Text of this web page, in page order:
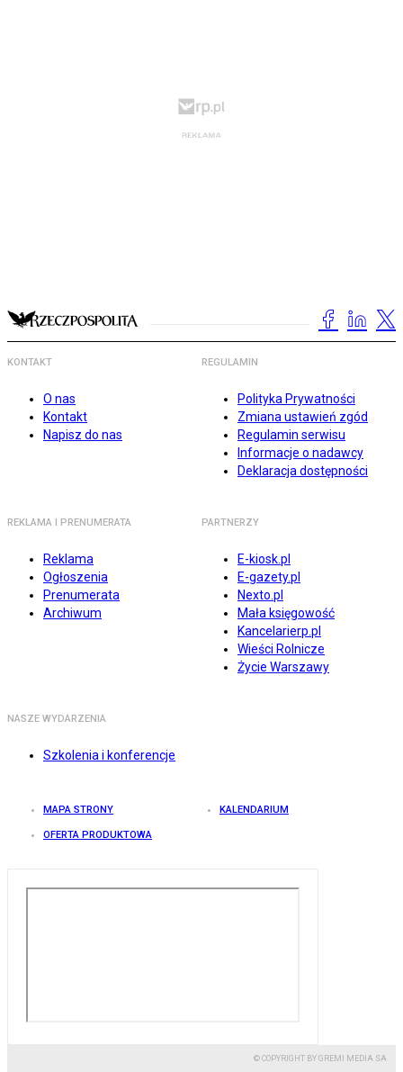
KONTAKT
O nas
Kontakt
Napisz do nas
REGULAMIN
Polityka Prywatności
Zmiana ustawień zgód
Regulamin serwisu
Informacje o nadawcy
Deklaracja dostępności
REKLAMA I PRENUMERATA
Reklama
Ogłoszenia
Prenumerata
Archiwum
PARTNERZY
E-kiosk.pl
E-gazety.pl
Nexto.pl
Mała księgowość
Kancelarierp.pl
Wieści Rolnicze
Życie Warszawy
NASZE WYDARZENIA
Szkolenia i konferencje
MAPA STRONY KALENDARIUM
OFERTA PRODUKTOWA
© COPYRIGHT BY GREMI MEDIA SA